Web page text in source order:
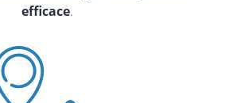
efficace.